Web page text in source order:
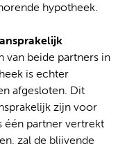
hypotheek.
van beide partners in
is echter
afgesloten. Dit
zijn voor
één partner vertrekt
zal de blijvende